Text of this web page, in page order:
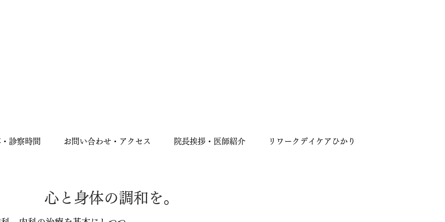
診察時間 お問い合わせ・アクセス 院長挨拶・医師紹介 リワークデイケアひかり
心と身体の調和を。